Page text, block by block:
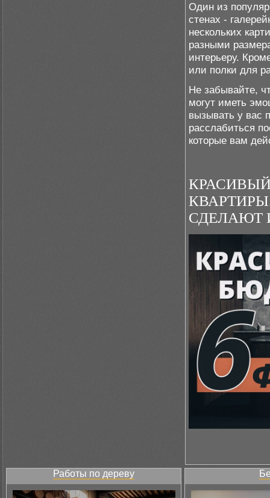
Один из
стенах -
нескольких
разными
интерьеру.
или полки для
Не забывайте,
могут иметь
вызывать у вас
расслабиться
которые вам
СДЕЛАЮТ
Работы по дереву